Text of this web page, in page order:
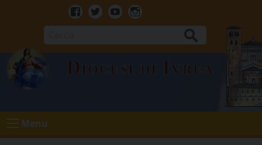
Facebook
TwitterYoutubeInstagram
Diocesi di Ivrea
Menu